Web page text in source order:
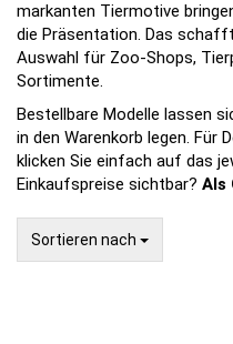
markanten Tiermotive
die Präsentation. Das
Auswahl für Zoo-Shops,
Sortimente.
Bestellbare Modelle lassen
in den Warenkorb legen. Für
klicken Sie einfach auf das
Einkaufspreise sichtbar? Als
Sortieren nach
Sortieren nach